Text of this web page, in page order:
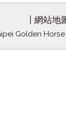
網站地
Golden